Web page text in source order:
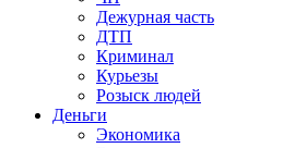
Дежурная часть
ДТП
Криминал
Курьезы
Розыск людей
Деньги
Экономика